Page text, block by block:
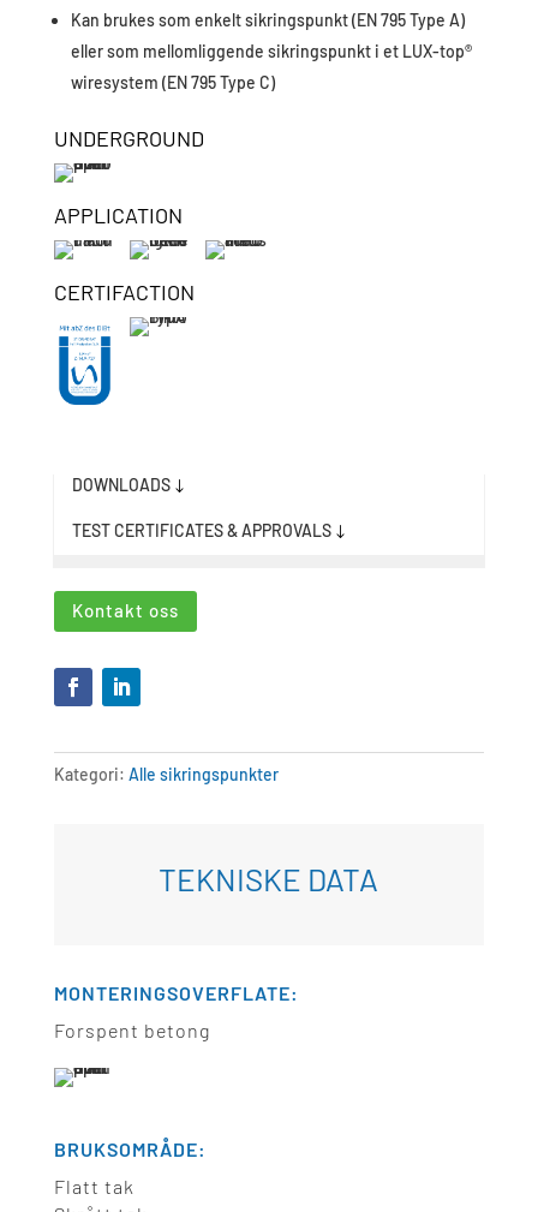
Kan brukes som enkelt sikringspunkt (EN 795 Type A)
eller som mellomliggende sikringspunkt i et LUX-top®
wiresystem (EN 795 Type C)
UNDERGROUND
APPLICATION
CERTIFACTION
"
DOWNLOADS
"
TEST CERTIFICATES & APPROVALS
Kontakt oss
Kategori: Alle sikringspunkter
TEKNISKE DATA
MONTERINGSOVERFLATE:
Forspent betong
BRUKSOMRÅDE:
Flatt tak